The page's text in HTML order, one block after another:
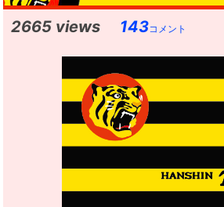
2665 views 143コメント